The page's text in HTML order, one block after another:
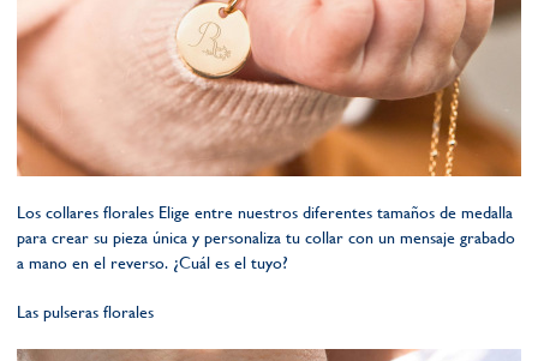
Los collares florales Elige entre nuestros diferentes tamaños de medalla
para crear su pieza única y personaliza tu collar con un mensaje grabado
a mano en el reverso. ¿Cuál es el tuyo?
Las pulseras florales